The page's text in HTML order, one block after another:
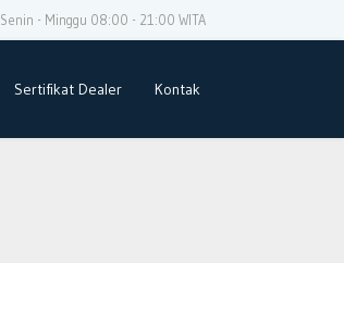
Senin - Minggu 08:00 - 21:00 WITA
Sertifikat Dealer Kontak